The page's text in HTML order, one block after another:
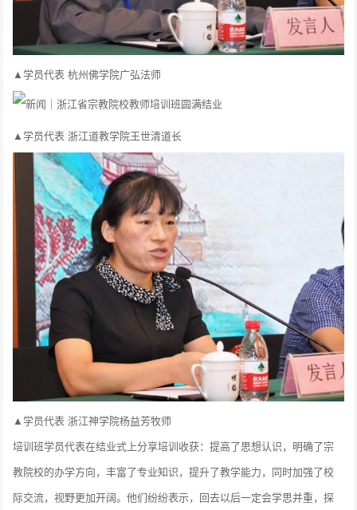
▲学员代表 杭州佛学院广弘法师
▲学员代表 浙江道教学院王世清道长
▲学员代表 浙江神学院杨益芳牧师
培训班学员代表在结业式上分享培训收获：提高了思想认识，明确了宗
教院校的办学方向，丰富了专业知识，提升了教学能力，同时加强了校
际交流，视野更加开阔。他们纷纷表示，回去以后一定会学思并重，探